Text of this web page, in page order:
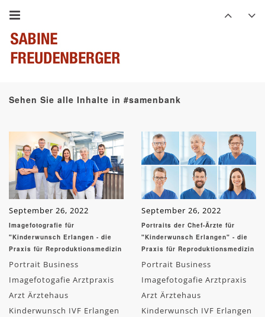
Sehen Sie alle Inhalte in #samenbank
September 26, 2022
Imagefotografie für
"Kinderwunsch Erlangen - die
Praxis für Reproduktionsmedizin
Portrait Business
Imagefotogafie Arztpraxis
Arzt Ärztehaus
Kinderwunsch IVF Erlangen
September 26, 2022
Portraits der Chef-Ärzte für
"Kinderwunsch Erlangen" - die
Praxis für Reproduktionsmedizin
Portrait Business
Imagefotogafie Arztpraxis
Arzt Ärztehaus
Kinderwunsch IVF Erlangen